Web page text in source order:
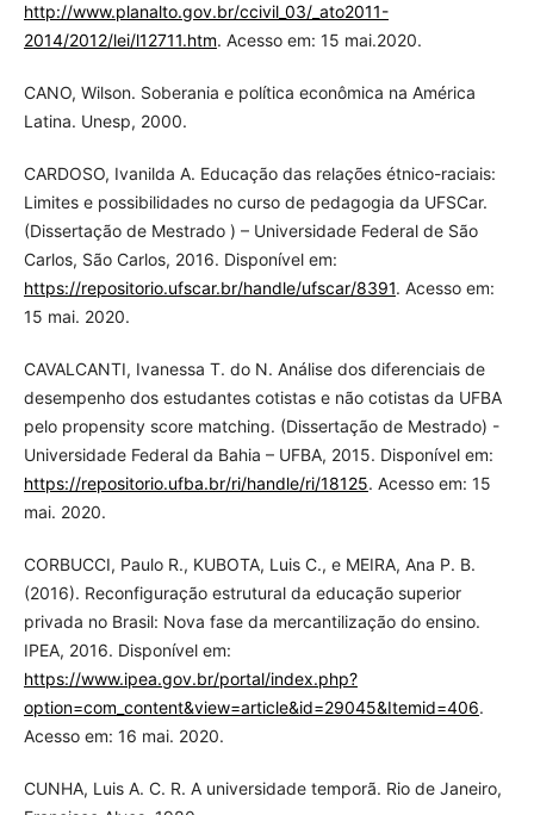
http://www.planalto.gov.br/ccivil_03/_ato2011-
2014/2012/lei/l12711.htm. Acesso em: 15 mai.2020.
CANO, Wilson. Soberania e política econômica na América
Latina. Unesp, 2000.
CARDOSO, Ivanilda A. Educação das relações étnico-raciais:
Limites e possibilidades no curso de pedagogia da UFSCar.
(Dissertação de Mestrado ) – Universidade Federal de São
Carlos, São Carlos, 2016. Disponível em:
https://repositorio.ufscar.br/handle/ufscar/8391. Acesso em:
15 mai. 2020.
CAVALCANTI, Ivanessa T. do N. Análise dos diferenciais de
desempenho dos estudantes cotistas e não cotistas da UFBA
pelo propensity score matching. (Dissertação de Mestrado) -
Universidade Federal da Bahia – UFBA, 2015. Disponível em:
https://repositorio.ufba.br/ri/handle/ri/18125. Acesso em: 15
mai. 2020.
CORBUCCI, Paulo R., KUBOTA, Luis C., e MEIRA, Ana P. B.
(2016). Reconfiguração estrutural da educação superior
privada no Brasil: Nova fase da mercantilização do ensino.
IPEA, 2016. Disponível em:
https://www.ipea.gov.br/portal/index.php?
option=com_content&view=article&id=29045&Itemid=406.
Acesso em: 16 mai. 2020.
CUNHA, Luis A. C. R. A universidade temporã. Rio de Janeiro,